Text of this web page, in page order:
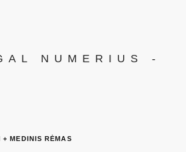
NUMERIUS -
MEDINIS RĖMAS